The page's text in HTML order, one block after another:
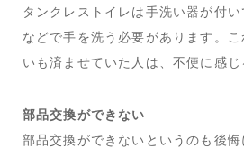
タンクレストイレは手洗い器が付
などで手を洗う必要があります。
いも済ませていた人は、不便に感じ
部品交換ができない
部品交換ができないというのも後